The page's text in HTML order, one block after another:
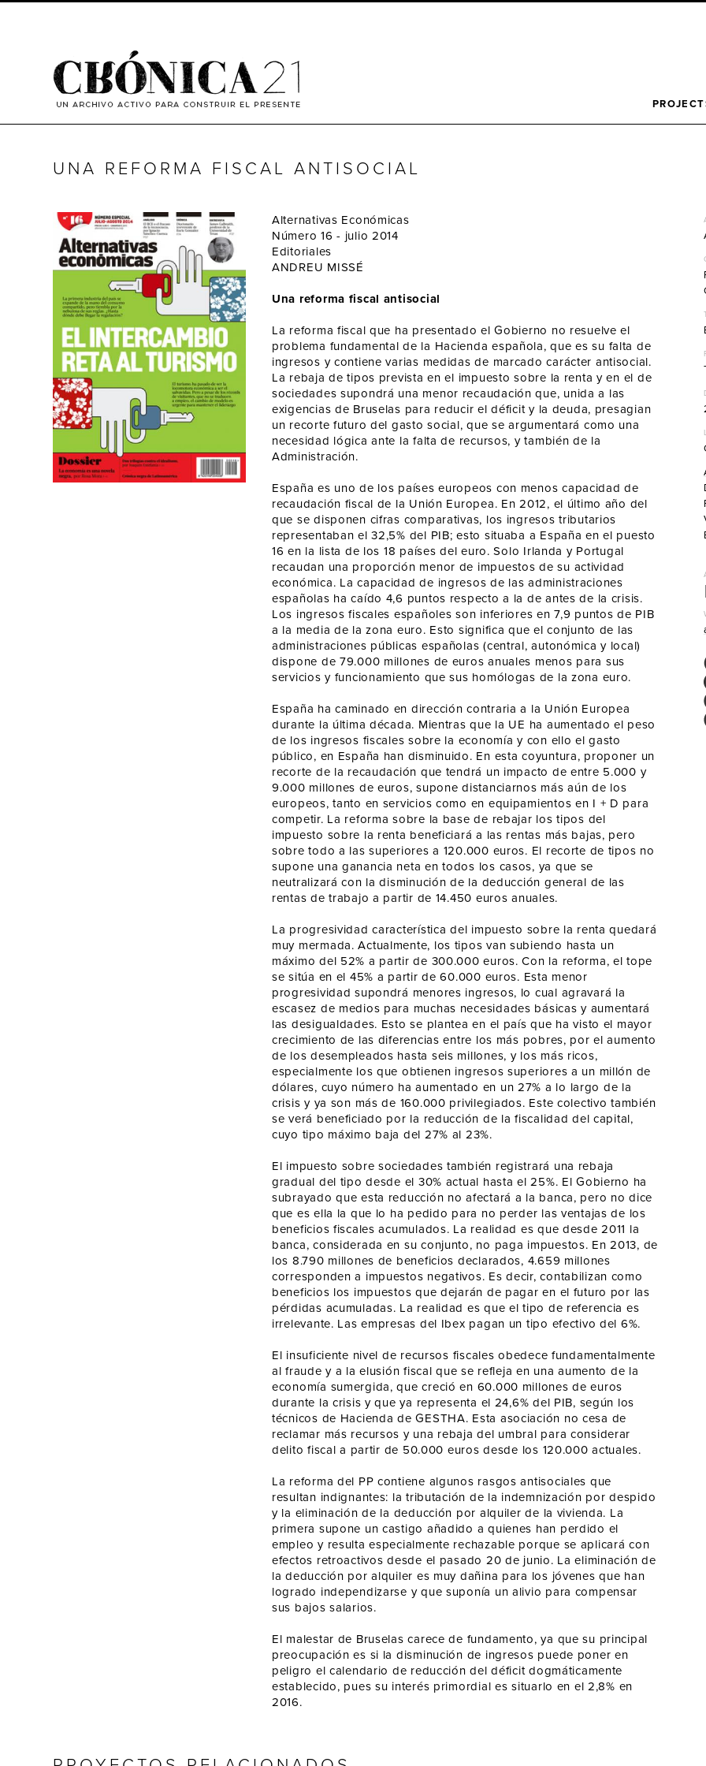
UNA REFORMA FISCAL ANTISOCIAL
Alternativas Económicas
Número 16 - julio 2014
Editoriales
ANDREU MISSÉ
Una reforma fiscal antisocial
La reforma fiscal que ha presentado el Gobierno no resuelve el
problema fundamental de la Hacienda española, que es su falta de
ingresos y contiene varias medidas de marcado carácter antisocial.
La rebaja de tipos prevista en el impuesto sobre la renta y en el de
sociedades supondrá una menor recaudación que, unida a las
exigencias de Bruselas para reducir el déficit y la deuda, presagian
un recorte futuro del gasto social, que se argumentará como una
necesidad lógica ante la falta de recursos, y también de la
Administración.
España es uno de los países europeos con menos capacidad de
recaudación fiscal de la Unión Europea. En 2012, el último año del
que se disponen cifras comparativas, los ingresos tributarios
representaban el 32,5% del PIB; esto situaba a España en el puesto
16 en la lista de los 18 países del euro. Solo Irlanda y Portugal
recaudan una proporción menor de impuestos de su actividad
económica. La capacidad de ingresos de las administraciones
españolas ha caído 4,6 puntos respecto a la de antes de la crisis.
Los ingresos fiscales españoles son inferiores en 7,9 puntos de PIB
a la media de la zona euro. Esto significa que el conjunto de las
administraciones públicas españolas (central, autonómica y local)
dispone de 79.000 millones de euros anuales menos para sus
servicios y funcionamiento que sus homólogas de la zona euro.
España ha caminado en dirección contraria a la Unión Europea
durante la última década. Mientras que la UE ha aumentado el peso
de los ingresos fiscales sobre la economía y con ello el gasto
público, en España han disminuido. En esta coyuntura, proponer un
recorte de la recaudación que tendrá un impacto de entre 5.000 y
9.000 millones de euros, supone distanciarnos más aún de los
europeos, tanto en servicios como en equipamientos en I + D para
competir. La reforma sobre la base de rebajar los tipos del
impuesto sobre la renta beneficiará a las rentas más bajas, pero
sobre todo a las superiores a 120.000 euros. El recorte de tipos no
supone una ganancia neta en todos los casos, ya que se
neutralizará con la disminución de la deducción general de las
rentas de trabajo a partir de 14.450 euros anuales.
La progresividad característica del impuesto sobre la renta quedará
muy mermada. Actualmente, los tipos van subiendo hasta un
máximo del 52% a partir de 300.000 euros. Con la reforma, el tope
se sitúa en el 45% a partir de 60.000 euros. Esta menor
progresividad supondrá menores ingresos, lo cual agravará la
escasez de medios para muchas necesidades básicas y aumentará
las desigualdades. Esto se plantea en el país que ha visto el mayor
crecimiento de las diferencias entre los más pobres, por el aumento
de los desempleados hasta seis millones, y los más ricos,
especialmente los que obtienen ingresos superiores a un millón de
dólares, cuyo número ha aumentado en un 27% a lo largo de la
crisis y ya son más de 160.000 privilegiados. Este colectivo también
se verá beneficiado por la reducción de la fiscalidad del capital,
cuyo tipo máximo baja del 27% al 23%.
El impuesto sobre sociedades también registrará una rebaja
gradual del tipo desde el 30% actual hasta el 25%. El Gobierno ha
subrayado que esta reducción no afectará a la banca, pero no dice
que es ella la que lo ha pedido para no perder las ventajas de los
beneficios fiscales acumulados. La realidad es que desde 2011 la
banca, considerada en su conjunto, no paga impuestos. En 2013, de
los 8.790 millones de beneficios declarados, 4.659 millones
corresponden a impuestos negativos. Es decir, contabilizan como
beneficios los impuestos que dejarán de pagar en el futuro por las
pérdidas acumuladas. La realidad es que el tipo de referencia es
irrelevante. Las empresas del Ibex pagan un tipo efectivo del 6%.
El insuficiente nivel de recursos fiscales obedece fundamentalmente
al fraude y a la elusión fiscal que se refleja en una aumento de la
economía sumergida, que creció en 60.000 millones de euros
durante la crisis y que ya representa el 24,6% del PIB, según los
técnicos de Hacienda de GESTHA. Esta asociación no cesa de
reclamar más recursos y una rebaja del umbral para considerar
delito fiscal a partir de 50.000 euros desde los 120.000 actuales.
La reforma del PP contiene algunos rasgos antisociales que
resultan indignantes: la tributación de la indemnización por despido
y la eliminación de la deducción por alquiler de la vivienda. La
primera supone un castigo añadido a quienes han perdido el
empleo y resulta especialmente rechazable porque se aplicará con
efectos retroactivos desde el pasado 20 de junio. La eliminación de
la deducción por alquiler es muy dañina para los jóvenes que han
logrado independizarse y que suponía un alivio para compensar
sus bajos salarios.
El malestar de Bruselas carece de fundamento, ya que su principal
preocupación es si la disminución de ingresos puede poner en
peligro el calendario de reducción del déficit dogmáticamente
establecido, pues su interés primordial es situarlo en el 2,8% en
2016.